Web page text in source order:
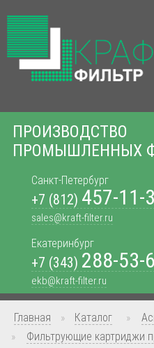
ПРОИЗВОДСТВО
ПРОМЫШЛЕННЫХ
Санкт-Петербург
+7 (812) 457-11-
sales@kraft-filter.ru
Екатеринбург
+7 (343) 288-53-
ekb@kraft-filter.ru
Главная » Каталог »
»
Фильтрующие картриджи